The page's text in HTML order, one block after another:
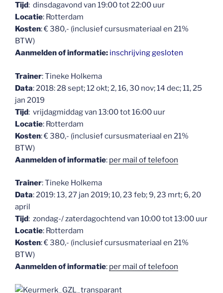
Tijd: dinsdagavond van 19:00 tot 22:00 uur
Locatie: Rotterdam
Kosten: € 380,- (inclusief cursusmateriaal en 21%
BTW)
Aanmelden of informatie: inschrijving gesloten
Trainer: Tineke Holkema
Data: 2018: 28 sept; 12 okt; 2, 16, 30 nov; 14 dec; 11, 25
jan 2019
Tijd: vrijdagmiddag van 13:00 tot 16:00 uur
Locatie: Rotterdam
Kosten: € 380,- (inclusief cursusmateriaal en 21%
BTW)
Aanmelden of informatie: per mail of telefoon
Trainer: Tineke Holkema
Data: 2019: 13, 27 jan 2019; 10, 23 feb; 9, 23 mrt; 6, 20
april
Tijd: zondag-/ zaterdagochtend van 10:00 tot 13:00 uur
Locatie: Rotterdam
Kosten: € 380,- (inclusief cursusmateriaal en 21%
BTW)
Aanmelden of informatie: per mail of telefoon